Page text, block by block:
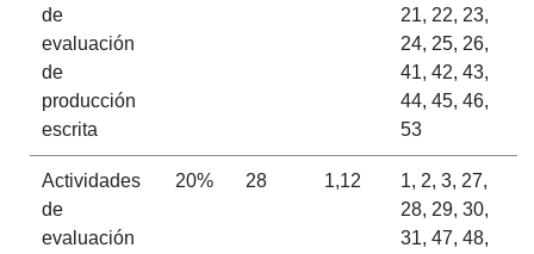
de
evaluación
de
producción
escrita
21, 22, 23,
24, 25, 26,
41, 42, 43,
44, 45, 46,
53
Actividades
de
evaluación
20% 28 1,12
1, 2, 3, 27,
28, 29, 30,
31, 47, 48,